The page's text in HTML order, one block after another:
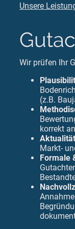
Unsere
Wir prüfen Ihr
(z.B.
korrekt
Markt-
Formale